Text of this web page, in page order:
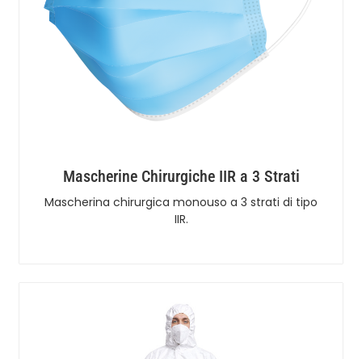
Mascherine Chirurgiche IIR a 3 Strati
Mascherina chirurgica monouso a 3 strati di tipo
IIR.